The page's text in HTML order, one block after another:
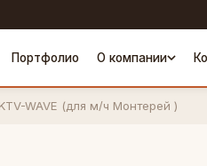
Портфолио О компании
WAVE (для м/ч Монтерей )